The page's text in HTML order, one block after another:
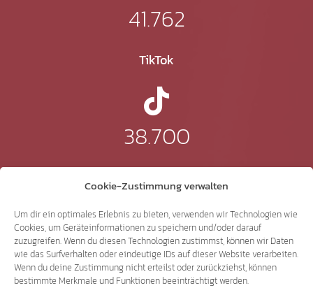
Cookie-Zustimmung verwalten
Um dir ein optimales Erlebnis zu bieten, verwenden wir Technologien wie
Cookies, um Geräteinformationen zu speichern und/oder darauf
zuzugreifen. Wenn du diesen Technologien zustimmst, können wir Daten
wie das Surfverhalten oder eindeutige IDs auf dieser Website verarbeiten.
Wenn du deine Zustimmung nicht erteilst oder zurückziehst, können
bestimmte Merkmale und Funktionen beeinträchtigt werden.
41.762
TikTok
38.700
15.300